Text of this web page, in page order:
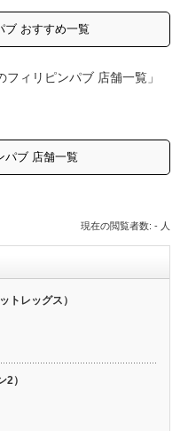
ブ おすすめ一覧
ィリピンパブ 店舗一覧」
パブ 店舗一覧
現在の閲覧者数: - 人
トレッグス）
2）